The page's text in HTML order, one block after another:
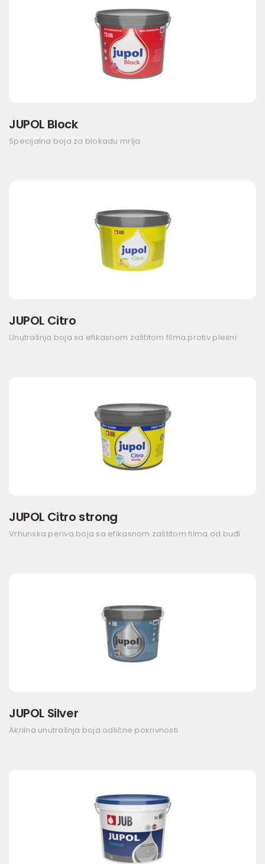
JUPOL Block
Specijalna boja za blokadu mrlja
JUPOL Citro
Unutrašnja boja sa efikasnom zaštitom filma protiv plesni
JUPOL Citro strong
Vrhunska periva boja sa efikasnom zaštitom filma od buđi
JUPOL Silver
Akrilna unutrašnja boja odlične pokrivnosti